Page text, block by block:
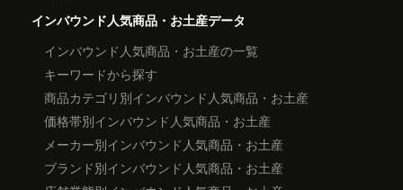
インバウンド人気商品・お土産データ
インバウンド人気商品・お土産の一覧
キーワードから探す
商品カテゴリ別インバウンド人気商品・お土産
価格帯別インバウンド人気商品・お土産
メーカー別インバウンド人気商品・お土産
ブランド別インバウンド人気商品・お土産